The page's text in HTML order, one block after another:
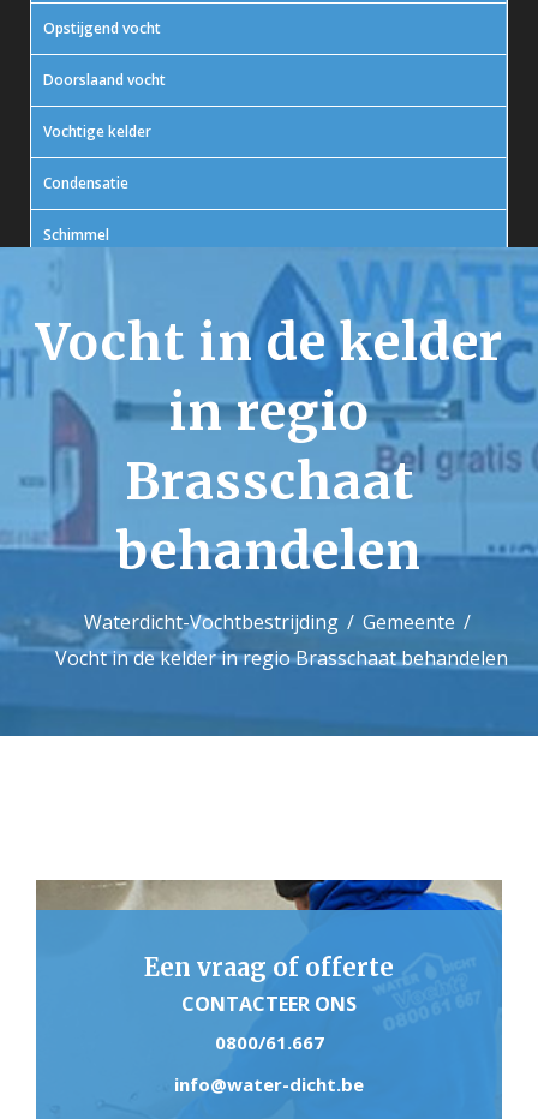
Opstijgend vocht
Doorslaand vocht
Vochtige kelder
Condensatie
Schimmel
Contact
Vocht in de kelder
in regio
Brasschaat
behandelen
Waterdicht-Vochtbestrijding
Gemeente
Vocht in de kelder in regio Brasschaat behandelen
Een vraag of offerte
CONTACTEER ONS
0800/61.667
info@water-dicht.be